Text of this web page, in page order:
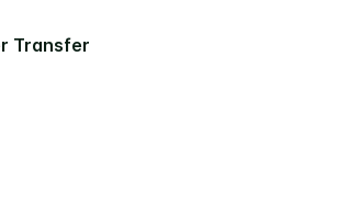
Transfer